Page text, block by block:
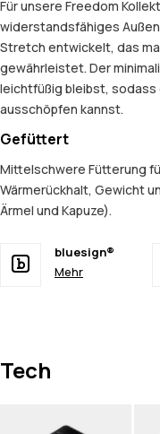
Für unsere Freedom
widerstandsfähiges
Stretch entwickelt, das
gewährleistet. Der
leichtfüßig bleibst, sodass
ausschöpfen kannst.
Gefüttert
Mittelschwere Fütterung
Wärmerückhalt, Gewicht
Ärmel und Kapuze).
bluesign®
Mehr
Tech